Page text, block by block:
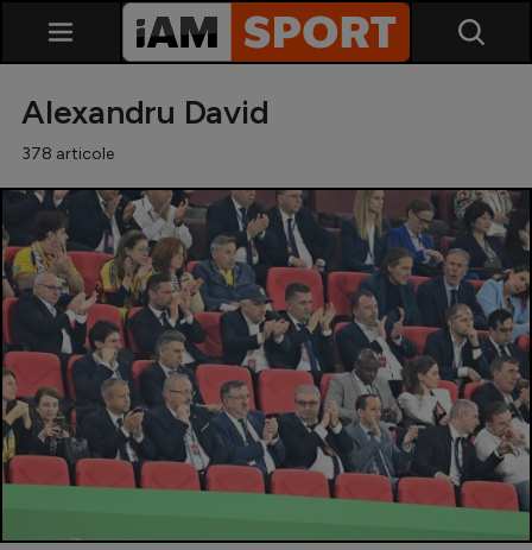
SuperLiga
Liga 2
Cupa României
Echipa Națională
U21
Alexandru David
378 articole